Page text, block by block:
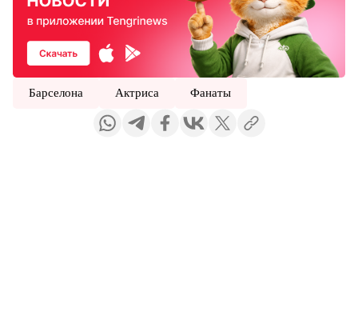
Барселона Актриса Фанаты